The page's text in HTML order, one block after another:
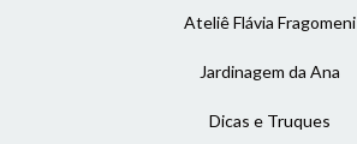
Ateliê Flávia Fragomeni
Jardinagem da Ana
Dicas e Truques